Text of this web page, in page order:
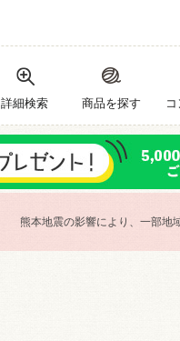
詳細検索 商品を探す
熊本地震の影響により、一部地